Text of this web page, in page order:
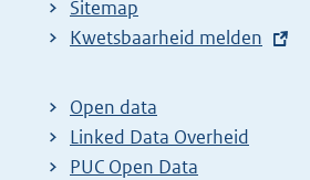
Sitemap
E
t
e
r
Kwetsbaarheid melden
Open data
Linked Data Overheid
PUC Open Data